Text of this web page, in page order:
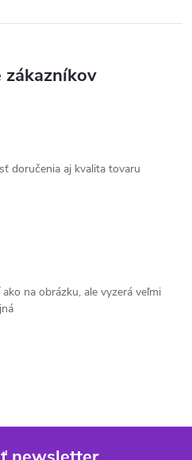
doručenia aj kvalita tovaru
na obrázku, ale vyzerá veľmi